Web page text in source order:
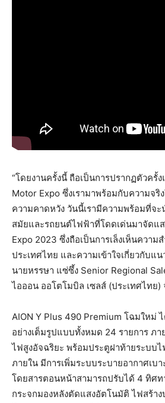
“โดยงานครั้งนี้ ถือเป็นการปรากฏตัวครั้
Motor Expo ซึ่งเรามาพร้อมกับความจริ
ความคาดหวัง วันนี้เรามีความพร้อมที่จะ
สมัยและรถยนต์ไฟฟ้าที่โดดเด่นมาจัดแ
Expo 2023 ซึ่งถือเป็นการเล็งเห็นควา
ประเทศไทย และความเข้าใจเกี่ยวกับแ
นายหรรษา แซ่ซึ้ง Senior Regional
ไอออน ออโตโมบิล เซลส์ (ประเทศไทย)
AION Y Plus 490 Premium โฉมใหม่
อย่างเต็มรูปแบบทั้งหมด 24 รายการ ภ
ไฟสูงอัจฉริยะ พร้อมประตูฝาท้ายระบบ
ภายใน มีการเพิ่มระบบระบายอากาศเบ
โดยสารตอนหน้าสามารถปรับได้ 4 ทิศ
กระจกมองหลังตัดแสงอัตโนมัติ ไฟสร้าง